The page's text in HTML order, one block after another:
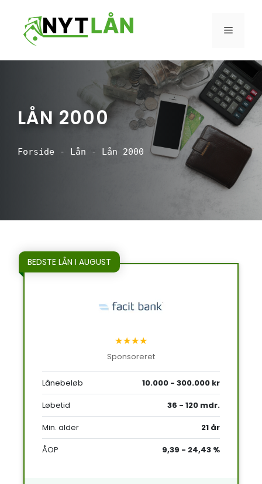
indhold
MENU
LÅN 2000
Forside - Lån - Lån 2000
BEDSTE LÅN I AUGUST
★★★★
Sponsoreret
Lånebeløb
10.000 - 300.000 kr
Løbetid
36 - 120 mdr.
Min. alder
21 år
ÅOP
9,39 - 24,43 %